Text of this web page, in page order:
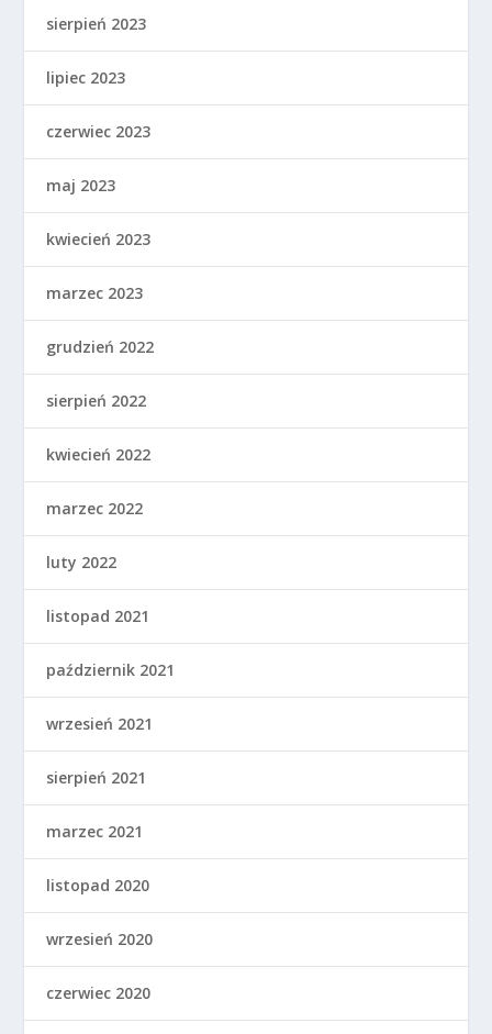
sierpień 2023
lipiec 2023
czerwiec 2023
maj 2023
kwiecień 2023
marzec 2023
grudzień 2022
sierpień 2022
kwiecień 2022
marzec 2022
luty 2022
listopad 2021
październik 2021
wrzesień 2021
sierpień 2021
marzec 2021
listopad 2020
wrzesień 2020
czerwiec 2020